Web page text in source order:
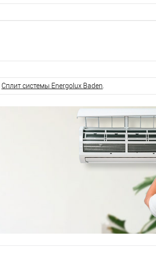
Сплит системы Energolux Baden.